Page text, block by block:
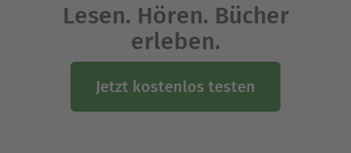
Journalismus zu üben?
Ausblenden
Lesen. Hören. Bücher
erleben.
Jetzt kostenlos testen